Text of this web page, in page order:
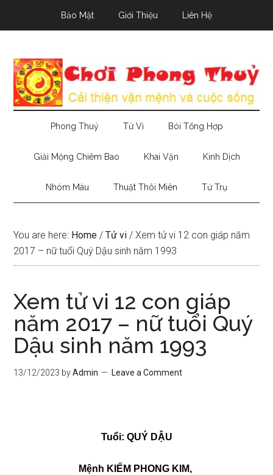
Bảo Mật Giới Thiệu Liên Hệ
Phong Thuỷ Tử Vi Bói Tổng Hợp
Giải Mộng Chiêm Bao Khai Vận Kinh Dịch
Nhóm Máu Thuật Thôi Miên Tứ Trụ
You are here: Home / Tử vi / Xem tử vi 12 con giáp năm
2017 – nữ tuổi Quý Dậu sinh năm 1993
Xem tử vi 12 con giáp
năm 2017 – nữ tuổi Quý
Dậu sinh năm 1993
13/12/2023 byAdmin Leave a Comment
Tuổi: QUÝ DẬU
Mệnh KIẾM PHONG KIM,